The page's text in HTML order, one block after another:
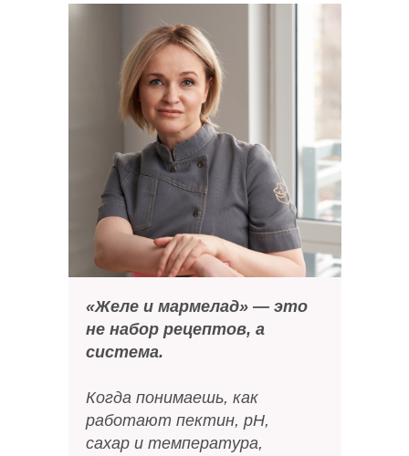
«Желе и мармелад» — это
не набор рецептов, а
система.
Когда понимаешь, как
работают пектин, рН,
сахар и температура,